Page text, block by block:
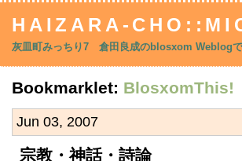
HAIZARA-
灰皿町みっちり7 倉田良成のblosxom Weblog
Bookmarklet: BlosxomThis!
Jun 03, 2007
宗教・神話・詩論